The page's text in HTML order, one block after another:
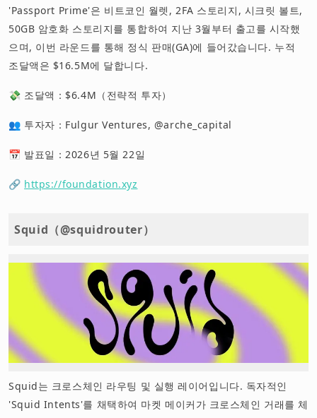
'Passport Prime'은 비트코인 월렛, 2FA 스토리지, 시크릿 볼트,
50GB 암호화 스토리지를 통합하여 지난 3월부터 출고를 시작했
으며, 이번 라운드를 통해 정식 판매(GA)에 들어갔습니다. 누적
조달액은 $16.5M에 달합니다.
💸 조달액：$6.4M（전략적 투자）
👥 투자자：Fulgur Ventures, @arche_capital
📅 발표일：2026년 5월 22일
🔗 https://foundation.xyz
Squid（@squidrouter）
Squid는 크로스체인 라우팅 및 실행 레이어입니다. 독자적인
'Squid Intents'를 채택하여 마켓 메이커가 크로스체인 거래를 체